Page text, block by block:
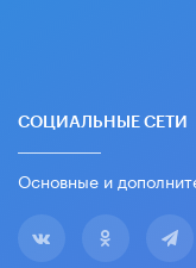
СОЦИАЛЬНЫЕ СЕТИ
Основные и